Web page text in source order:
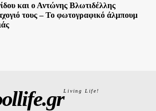
και ο Αντώνης Βλωτιδέλλης
τους – Το φωτογραφικό άλμπουμ
Living Life!